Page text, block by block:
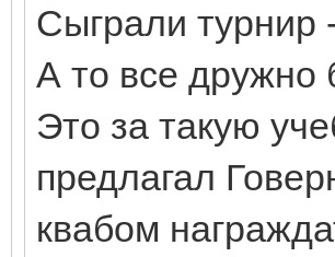
Сыграли турнир
А то все дружно
Это за такую
предлагал
квабом